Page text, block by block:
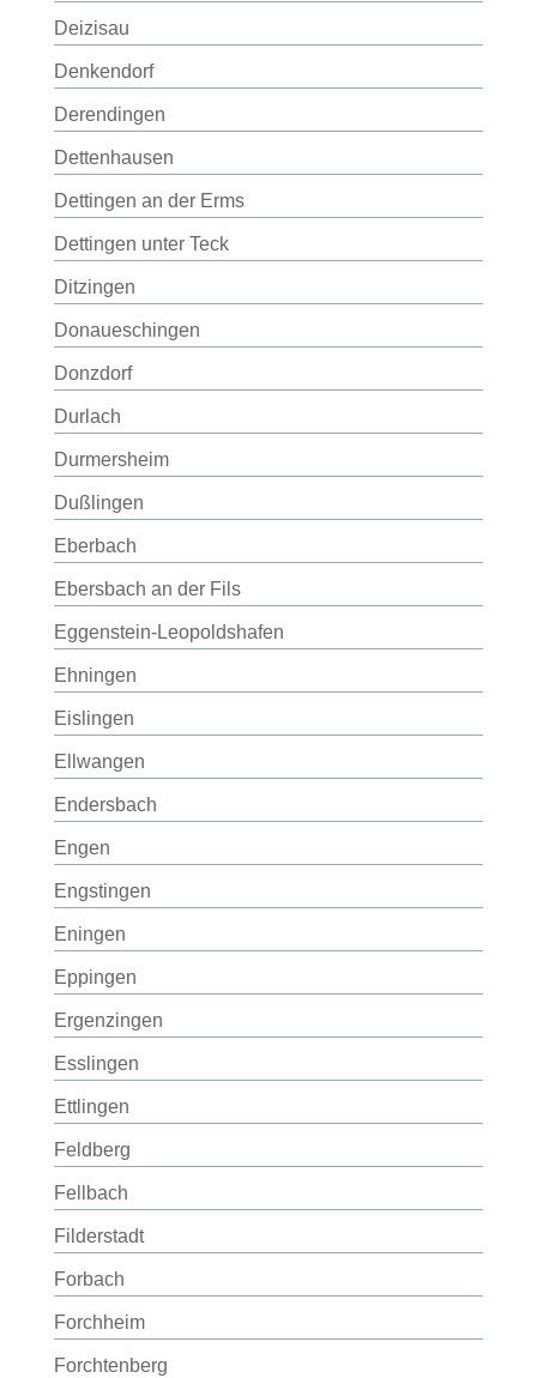
Deizisau
Denkendorf
Derendingen
Dettenhausen
Dettingen an der Erms
Dettingen unter Teck
Ditzingen
Donaueschingen
Donzdorf
Durlach
Durmersheim
Dußlingen
Eberbach
Ebersbach an der Fils
Eggenstein-Leopoldshafen
Ehningen
Eislingen
Ellwangen
Endersbach
Engen
Engstingen
Eningen
Eppingen
Ergenzingen
Esslingen
Ettlingen
Feldberg
Fellbach
Filderstadt
Forbach
Forchheim
Forchtenberg